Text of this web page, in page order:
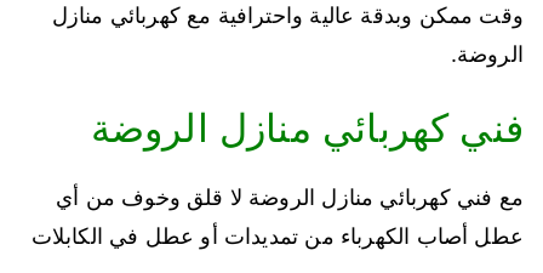
وقت ممكن وبدقة عالية واحترافية مع كهربائي منازل
الروضة.
فني كهربائي منازل الروضة
مع فني كهربائي منازل الروضة لا قلق وخوف من أي
عطل أصاب الكهرباء من تمديدات أو عطل في الكابلات